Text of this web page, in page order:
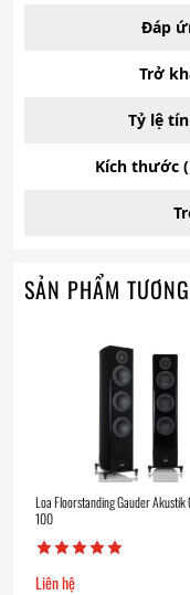
Đáp
Trở
Tỷ lệ
Kích thước
SẢN PHẨM
Loa Floorstanding Gauder Akustik
100
Liên hệ